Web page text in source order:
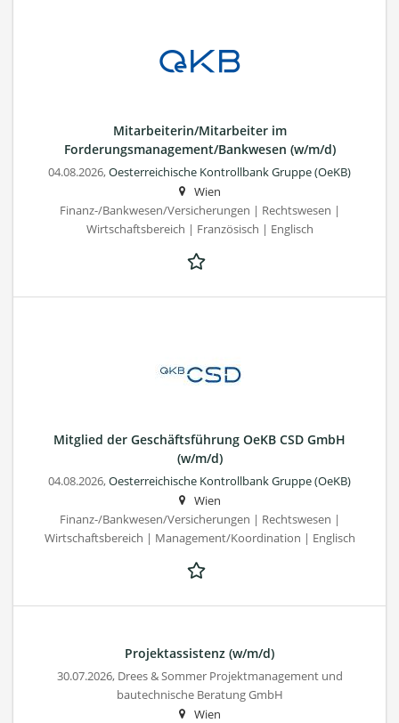
Mitarbeiterin/Mitarbeiter im
Forderungsmanagement/Bankwesen (w/m/d)
04.08.2026,Oesterreichische Kontrollbank Gruppe (OeKB)
Wien
Finanz-/Bankwesen/Versicherungen | Rechtswesen |
Wirtschaftsbereich | Französisch | Englisch
Mitglied der Geschäftsführung OeKB CSD GmbH
(w/m/d)
04.08.2026,Oesterreichische Kontrollbank Gruppe (OeKB)
Wien
Finanz-/Bankwesen/Versicherungen | Rechtswesen |
Wirtschaftsbereich | Management/Koordination | Englisch
Projektassistenz (w/m/d)
30.07.2026, Drees & Sommer Projektmanagement und
bautechnische Beratung GmbH
Wien